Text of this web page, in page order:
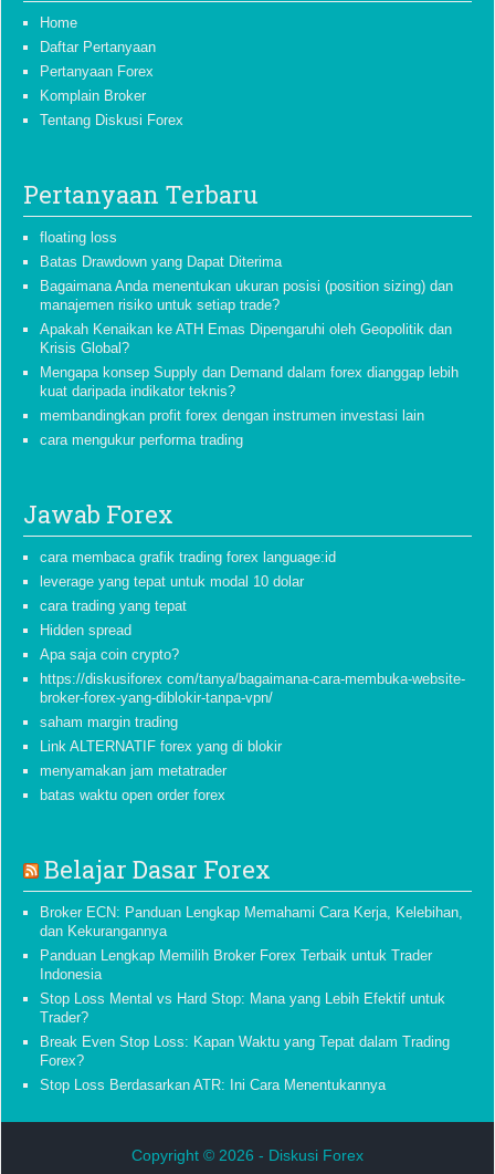
Home
Daftar Pertanyaan
Pertanyaan Forex
Komplain Broker
Tentang Diskusi Forex
Pertanyaan Terbaru
floating loss
Batas Drawdown yang Dapat Diterima
Bagaimana Anda menentukan ukuran posisi (position sizing) dan
manajemen risiko untuk setiap trade?
Apakah Kenaikan ke ATH Emas Dipengaruhi oleh Geopolitik dan
Krisis Global?
Mengapa konsep Supply dan Demand dalam forex dianggap lebih
kuat daripada indikator teknis?
membandingkan profit forex dengan instrumen investasi lain
cara mengukur performa trading
Jawab Forex
cara membaca grafik trading forex language:id
leverage yang tepat untuk modal 10 dolar
cara trading yang tepat
Hidden spread
Apa saja coin crypto?
https://diskusiforex com/tanya/bagaimana-cara-membuka-website-
broker-forex-yang-diblokir-tanpa-vpn/
saham margin trading
Link ALTERNATIF forex yang di blokir
menyamakan jam metatrader
batas waktu open order forex
Belajar Dasar Forex
Broker ECN: Panduan Lengkap Memahami Cara Kerja, Kelebihan,
dan Kekurangannya
Panduan Lengkap Memilih Broker Forex Terbaik untuk Trader
Indonesia
Stop Loss Mental vs Hard Stop: Mana yang Lebih Efektif untuk
Trader?
Break Even Stop Loss: Kapan Waktu yang Tepat dalam Trading
Forex?
Stop Loss Berdasarkan ATR: Ini Cara Menentukannya
Copyright © 2026 - Diskusi Forex